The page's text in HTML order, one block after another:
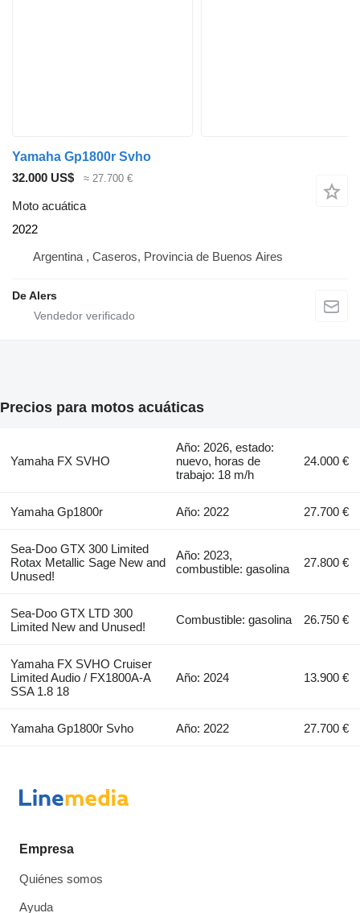
Yamaha Gp1800r Svho
32.000 US$
≈ 27.700 €
Moto acuática
2022
Argentina , Caseros, Provincia de Buenos Aires
De Alers
Precios para motos acuáticas
Yamaha FX SVHO
Año: 2026, estado:
nuevo, horas de
trabajo: 18 m/h
24.000 €
Yamaha Gp1800r Año: 2022 27.700 €
Sea-Doo GTX 300 Limited
Rotax Metallic Sage New and
Unused!
Año: 2023,
combustible: gasolina
27.800 €
Sea-Doo GTX LTD 300
Limited New and Unused!
Combustible: gasolina 26.750 €
Yamaha FX SVHO Cruiser
Limited Audio / FX1800A-A
SSA 1.8 18
Año: 2024 13.900 €
Yamaha Gp1800r Svho Año: 2022 27.700 €
Empresa
Quiénes somos
Ayuda